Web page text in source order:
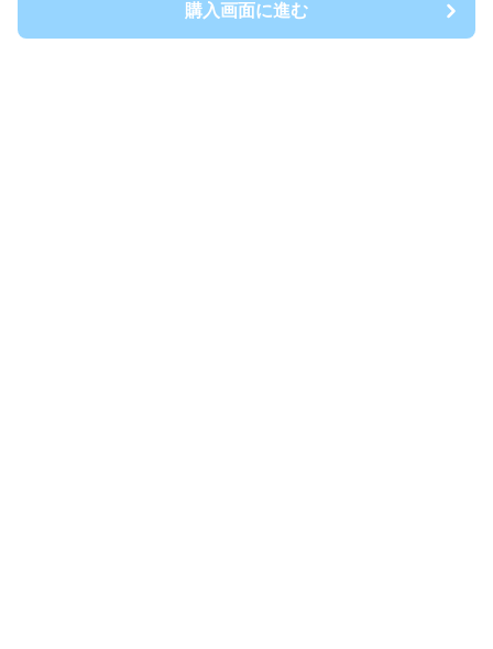
購入画面に進む
購入画面に進む